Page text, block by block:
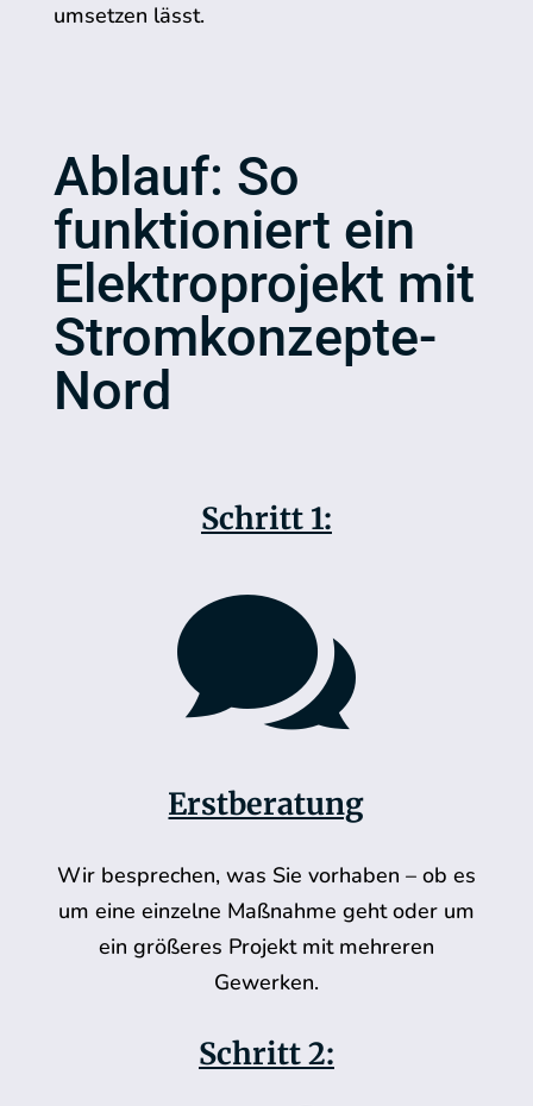
umsetzen lässt.
Ablauf: So
funktioniert ein
Elektroprojekt mit
Stromkonzepte-
Nord
Schritt 1:

Erstberatung
Wir besprechen, was Sie vorhaben – ob es
um eine einzelne Maßnahme geht oder um
ein größeres Projekt mit mehreren
Gewerken.
Schritt 2: